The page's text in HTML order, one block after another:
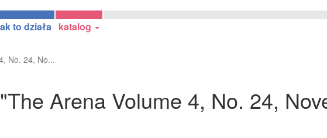
to działa katalog
No. 24, No...
Arena Volume 4, No. 24,